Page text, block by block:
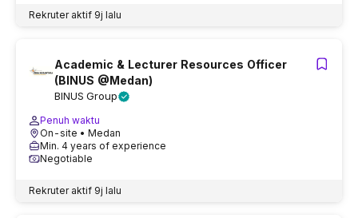
Rekruter aktif 9j lalu
Academic & Lecturer Resources Officer
(BINUS @Medan)
BINUS Group
Penuh waktu
On-site • Medan
Min. 4 years of experience
Negotiable
Rekruter aktif 9j lalu